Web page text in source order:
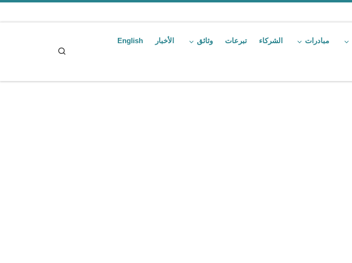
مبادرات الشركاء تبرعات وثائق الأخبار English